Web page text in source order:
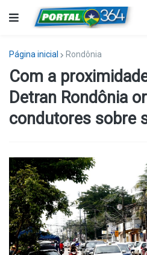
Página inicial Rondônia
Com a
Detran Rondônia
condutores sobre